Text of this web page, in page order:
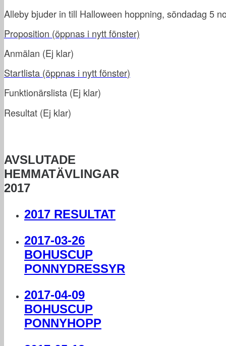
Alleby bjuder in till Halloween hoppning, söndadag 5
Proposition (öppnas i nytt fönster)
Anmälan (Ej klar)
Startlista (öppnas i nytt fönster)
Funktionärslista (Ej klar)
Resultat (Ej klar)
AVSLUTADE
HEMMATÄVLINGAR
2017
2017 RESULTAT
2017-03-26
BOHUSCUP
PONNYDRESSYR
2017-04-09
BOHUSCUP
PONNYHOPP